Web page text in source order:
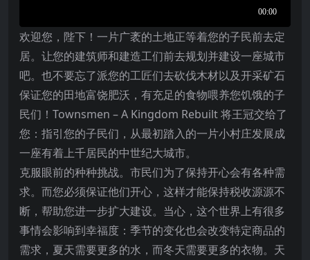
欢迎您，陛下！一片广袤的土地正等着您的子民前去定
居。让您的建筑师和建造工们前去规划并建设一座城市
吧。也不要忘了派您的工匠们去砍伐木材以及开采矿石
保证您的田地富饶肥沃，有充足的食物喂养您饥饿的子
民们！Townsmen – A Kingdom Rebuilt 将王冠交给了
您：指引您的子民们，从最初踏入的一片小村庄发展成
一座有着上千居民的中世纪大城市。
克服眼前的种种挑战。市民们为了保持开心会有各种需
求。而您必须保证他们开心，这样才能保持税收源源不
断，帮助您进一步扩大建设。当心，这个世界上有很多
事情会影响到幸福度：季节的变化也会改变特定商品的
需求，夏天需要更多的水，而冬天需要更多的衣物。天